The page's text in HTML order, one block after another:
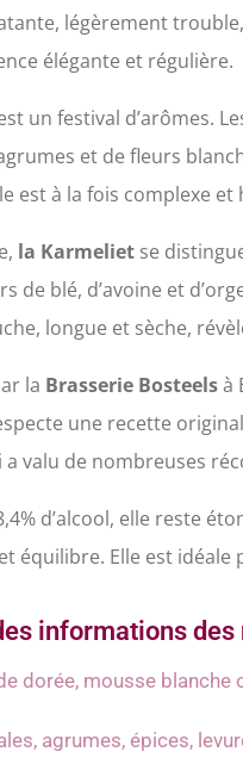
légèrement
élégante et régulière.
un festival d’arômes.
et de fleurs
est à la fois complexe
la Karmelietse
de blé, d’avoine et
longue et sèche,
la Brasserie Bosteelsà
une recette
valu de nombreuses
d’alcool, elle reste
équilibre. Elle est
informations
dorée, mousse blanche
agrumes, épices,